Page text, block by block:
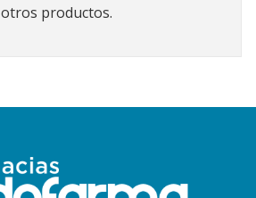
otros productos.